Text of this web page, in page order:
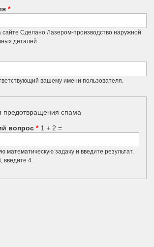
*
Сделано Лазером-производство наружной
деталей.
вашему имени пользователя.
предотвращения спама
вопрос * 1 + 2 =
математическую задачу и введите результат.
введите 4.